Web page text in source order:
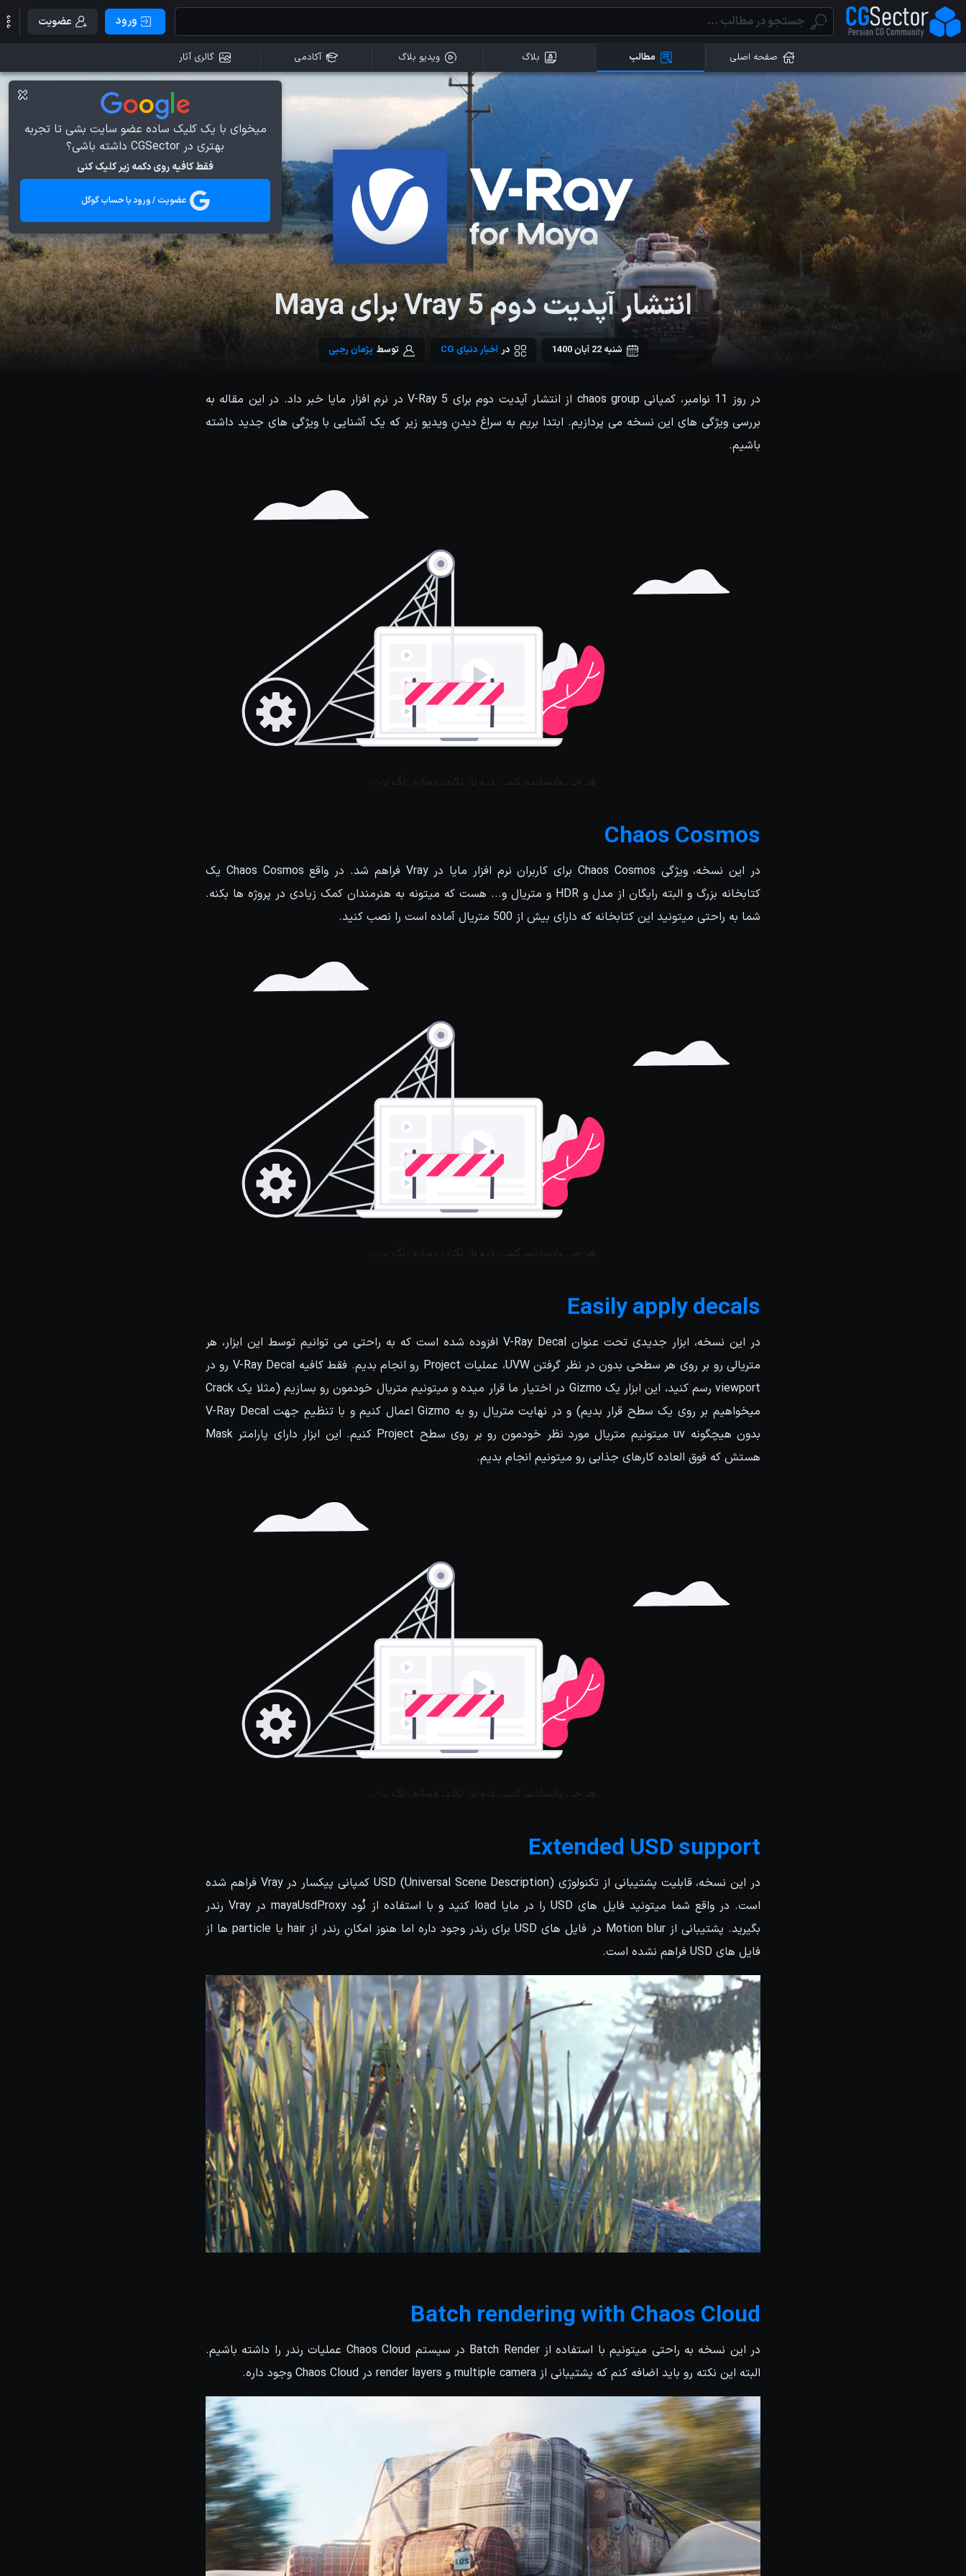
ورود عضویت
صفحه اصلی مطالب بلاگ ویدیو بلاگ آکادمی گالری آثار
میخوای با یک کلیک ساده عضو سایت بشی تا تجربه
بهتری در CGSector داشته باشی؟
فقط کافیه روی دکمه زیر کلیک کنی
عضویت / ورود با حساب گوگل
انتشار آپدیت دوم Vray 5 برای Maya
شنبه 22 آبان 1400 در اخبار دنیای CG توسط پژمان رجبی
در روز 11 نوامبر، کمپانی chaos group از انتشار آپدیت دوم برای V-Ray 5 در نرم افزار مایا خبر داد. در این مقاله به
بررسی ویژگی های این نسخه می پردازیم. ابتدا بریم به سراغ دیدنِ ویدیو زیر که یک آشنایی با ویژگی های جدید داشته
باشیم.
Chaos Cosmos
در این نسخه، ویژگی Chaos Cosmos برای کاربران نرم افزار مایا در Vray فراهم شد. در واقع Chaos Cosmos یک
کتابخانه بزرگ و البته رایگان از مدل و HDR و متریال و... هست که میتونه به هنرمندان کمک زیادی در پروژه ها بکنه.
شما به راحتی میتونید این کتابخانه که دارای بیش از 500 متریال آماده است را نصب کنید.
Easily apply decals
در این نسخه، ابزار جدیدی تحت عنوان V-Ray Decal افزوده شده است که به راحتی می توانیم توسط این ابزار، هر
متریالی رو بر روی هر سطحی بدون در نظر گرفتن UVW، عملیات Project رو انجام بدیم. فقط کافیه V-Ray Decal رو در
viewport رسم کنید، این ابزار یک Gizmo در اختیار ما قرار میده و میتونیم متریال خودمون رو بسازیم (مثلا یک Crack
میخواهیم بر روی یک سطح قرار بدیم) و در نهایت متریال رو به Gizmo اعمال کنیم و با تنظیمِ جهت V-Ray Decal
بدون هیچگونه uv میتونیم متریال مورد نظر خودمون رو بر روی سطح Project کنیم. این ابزار دارای پارامتر Mask
هستش که فوق العاده کارهای جذابی رو میتونیم انجام بدیم.
Extended USD support
در این نسخه، قابلیت پشتیبانی از تکنولوژی USD (Universal Scene Description) کمپانی پیکسار در Vray فراهم شده
است. در واقع شما میتونید فایل های USD را در مایا load کنید و با استفاده از نُود mayaUsdProxy در Vray رندر
بگیرید. پشتیبانی از Motion blur در فایل های USD برای رندر وجود داره اما هنوز امکانِ رندر از hair یا particle ها از
فایل های USD فراهم نشده است.
Batch rendering with Chaos Cloud
در این نسخه به راحتی میتونیم با استفاده از Batch Render در سیستم Chaos Cloud عملیات رندر را داشته باشیم.
البته این نکته رو باید اضافه کنم که پشتیبانی از multiple camera و render layers در Chaos Cloud وجود داره.